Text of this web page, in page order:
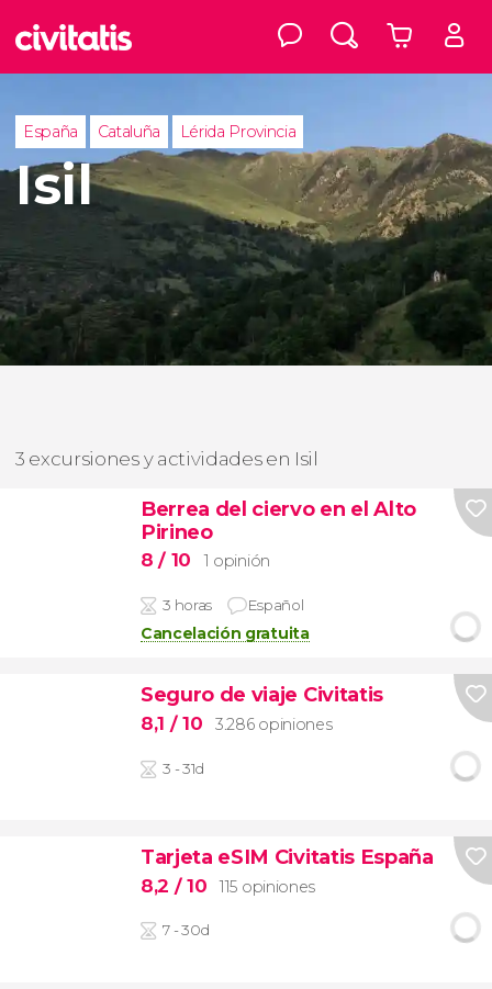
España Cataluña Lérida Provincia
Isil
3 excursiones y actividades en Isil
Berrea del ciervo en el Alto
Pirineo
8/ 10 1 opinión
3 horas Español
Cancelación gratuita
Seguro de viaje Civitatis
8,1 / 10 3.286 opiniones
3 - 31d
Tarjeta eSIM Civitatis España
8,2 / 10 115 opiniones
7 - 30d